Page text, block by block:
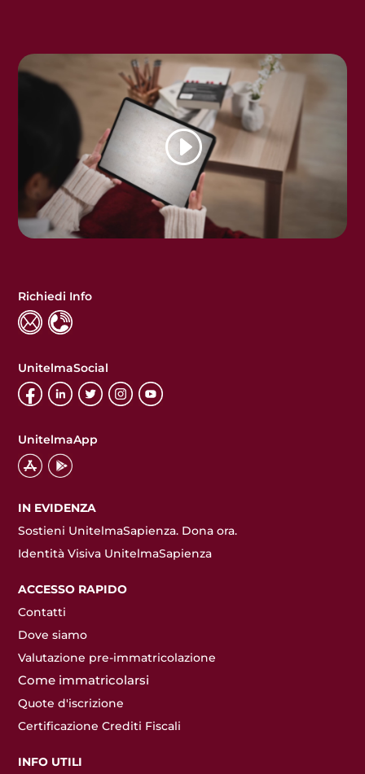
Richiedi Info
UnitelmaSocial
UnitelmaApp
IN EVIDENZA
Sostieni UnitelmaSapienza. Dona ora.
Identità Visiva UnitelmaSapienza
ACCESSO RAPIDO
Contatti
Dove siamo
Valutazione pre-immatricolazione
Come immatricolarsi
Quote d'iscrizione
Certificazione Crediti Fiscali
INFO UTILI